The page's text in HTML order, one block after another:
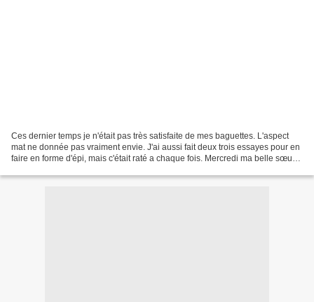
Ces dernier temps je n'était pas très satisfaite de mes baguettes. L'aspect
mat ne donnée pas vraiment envie. J'ai aussi fait deux trois essayes pour en
faire en forme d'épi, mais c'était raté a chaque fois. Mercredi ma belle sœur